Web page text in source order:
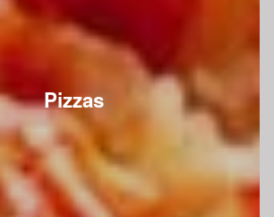
Pizzas